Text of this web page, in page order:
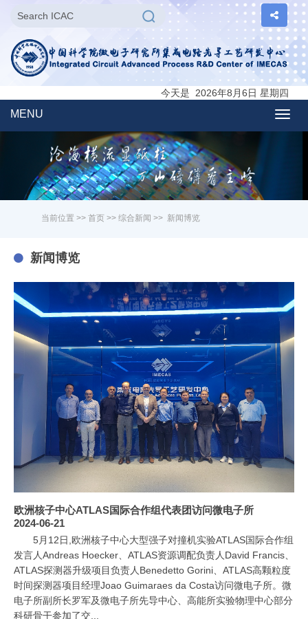
今天是 2026年8月6日 星期四
MENU
当前位置 >> 首页 >> 综合新闻 >> 新闻博览
新闻博览
欧洲核子中心ATLAS国际合作组代表团访问微电子所
2024-06-21
5月12日,欧洲核子中心大型强子对撞机实验ATLAS国际合作组
发言人Andreas Hoecker、ATLAS资源调配负责人David Francis、
ATLAS探测器升级项目负责人Benedetto Gorini、ATLAS高颗粒度
时间探测器项目经理Joao Guimaraes da Costa访问微电子所。微
电子所副所长罗军及微电子所先导中心、高能所实验物理中心部分
科研骨干参加了交...